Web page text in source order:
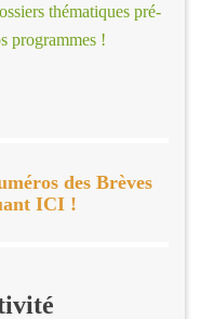
thématiques pré-
programmes !
des Brèves
ICI !